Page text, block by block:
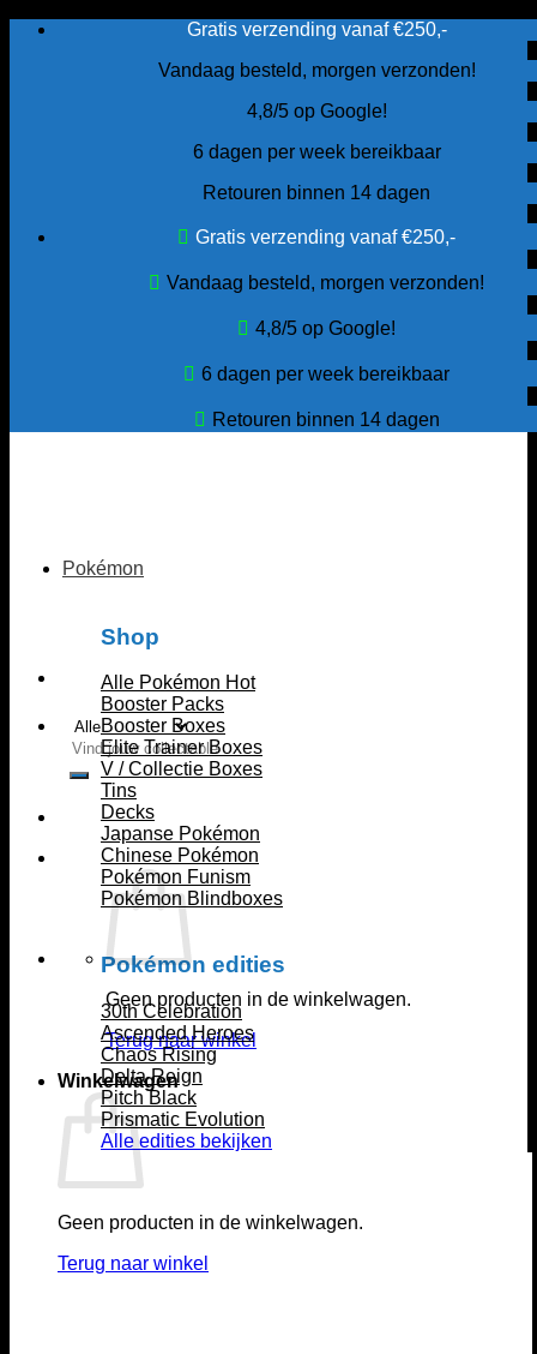
Gratis verzending vanaf €250,-
Vandaag besteld, morgen verzonden!
4,8/5 op Google!
6 dagen per week bereikbaar
Retouren binnen 14 dagen
Gratis verzending vanaf €250,-
Vandaag besteld, morgen verzonden!
4,8/5 op Google!
6 dagen per week bereikbaar
Retouren binnen 14 dagen
Zoeken
naar:
Geen producten in de winkelwagen.
Terug naar winkel
Winkelwagen
Geen producten in de winkelwagen.
Terug naar winkel
Pokémon
Shop
Alle Pokémon
Booster Packs
Booster Boxes
Elite Trainer Boxes
V / Collectie Boxes
Tins
Decks
Japanse Pokémon
Chinese Pokémon
Pokémon Funism
Pokémon Blindboxes
Pokémon edities
30th Celebration
Ascended Heroes
Chaos Rising
Delta Reign
Pitch Black
Prismatic Evolution
Alle edities bekijken